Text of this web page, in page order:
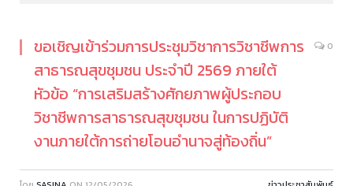
ขอเชิญเข้าร่วมการประชุมวิชาการวิชาชีพการ
สาธารณสุขชุมชน ประจำปี 2569 ภายใต้
หัวข้อ “การเสริมสร้างศักยภาพผู้ประกอบ
วิชาชีพการสาธารณสุขชุมชน ในการปฏิบัติ
งานภายใต้การถ่ายโอนอำนาจสู่ท้องถิ่น”
0